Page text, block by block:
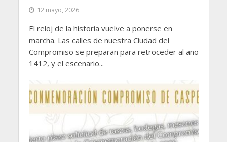
12 mayo, 2026
El reloj de la historia vuelve a ponerse en
marcha. Las calles de nuestra Ciudad del
Compromiso se preparan para retroceder al año
1412, y el escenario...